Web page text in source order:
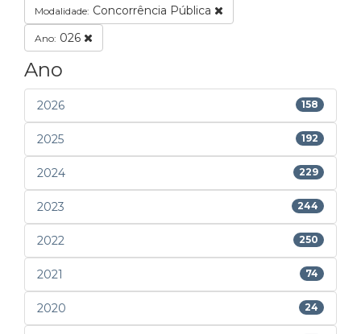
Modalidade: Concorrência Pública
Ano: 026
Ano
2026 158
2025 192
2024 229
2023 244
2022 250
2021 74
2020 24